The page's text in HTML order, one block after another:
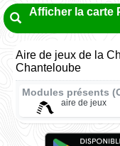
Afficher la carte
Aire de jeux de la
Chanteloube
Modules présents
aire de jeux